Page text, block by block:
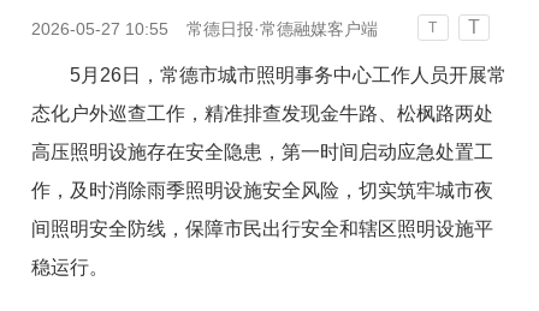
2026-05-27 10:55 常德日报·常德融媒客户端 T T
5月26日，常德市城市照明事务中心工作人员开展常
态化户外巡查工作，精准排查发现金牛路、松枫路两处
高压照明设施存在安全隐患，第一时间启动应急处置工
作，及时消除雨季照明设施安全风险，切实筑牢城市夜
间照明安全防线，保障市民出行安全和辖区照明设施平
稳运行。